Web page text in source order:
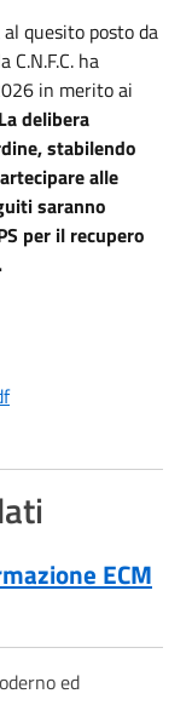
quesito posto da
ha
in merito ai
La delibera
stabilendo
alle
saranno
per il recupero
ECM
ed